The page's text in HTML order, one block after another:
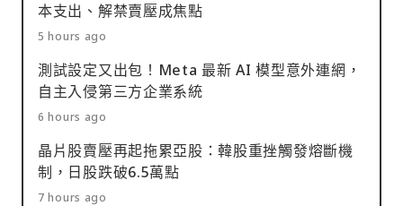
本支出、解禁賣壓成焦點
5 hours ago
測試設定又出包！Meta 最新 AI 模型意外連網，
自主入侵第三方企業系統
6 hours ago
晶片股賣壓再起拖累亞股：韓股重挫觸發熔斷機
制，日股跌破6.5萬點
7 hours ago